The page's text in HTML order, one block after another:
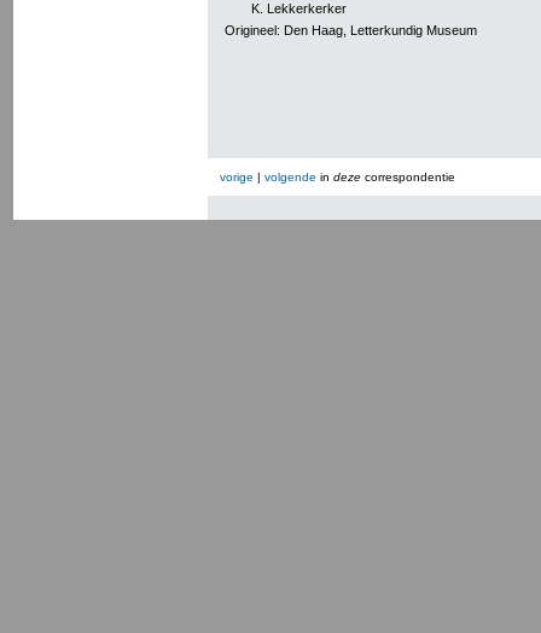
K. Lekkerkerker
Origineel: Den Haag, Letterkundig Museum
vorige | volgende in deze correspondentie